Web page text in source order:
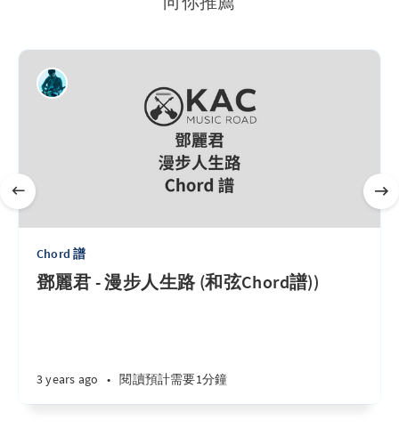
Chord 譜
鄧麗君 - 漫步人生路 (和弦Chord譜))
3 years ago • 閱讀預計需要1分鐘